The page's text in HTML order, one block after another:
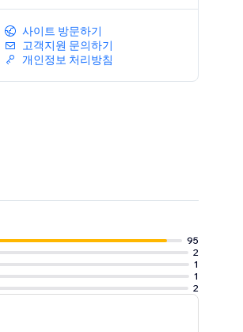
사이트 방문하기
고객지원 문의하기
개인정보 처리방침
95
2
1
1
2